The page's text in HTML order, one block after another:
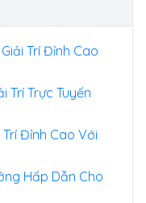
Trí Đỉnh Cao
Trí Trực Tuyến
Trí Đỉnh Cao Với
Hấp Dẫn Cho